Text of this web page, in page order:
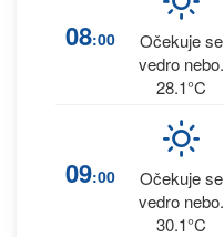
08:00
Očekuje se
vedro nebo.
28.1°C
09:00
Očekuje se
vedro nebo.
30.1°C